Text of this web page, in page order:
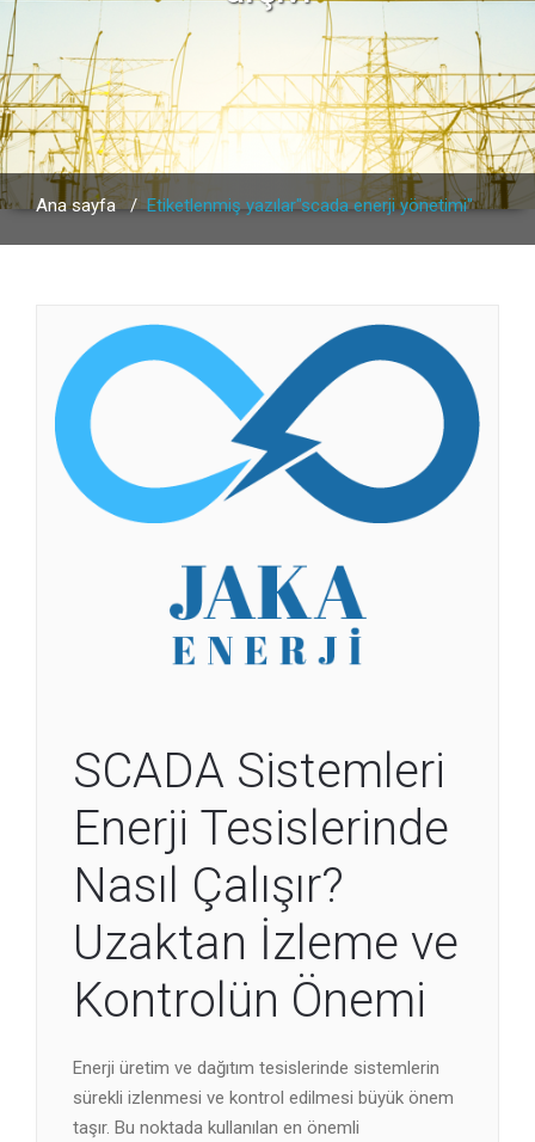
Ana sayfa/Etiketlenmiş yazılar"scada enerji yönetimi"
SCADA Sistemleri
Enerji Tesislerinde
Nasıl Çalışır?
Uzaktan İzleme ve
Kontrolün Önemi
Enerji üretim ve dağıtım tesislerinde sistemlerin
sürekli izlenmesi ve kontrol edilmesi büyük önem
taşır. Bu noktada kullanılan en önemli